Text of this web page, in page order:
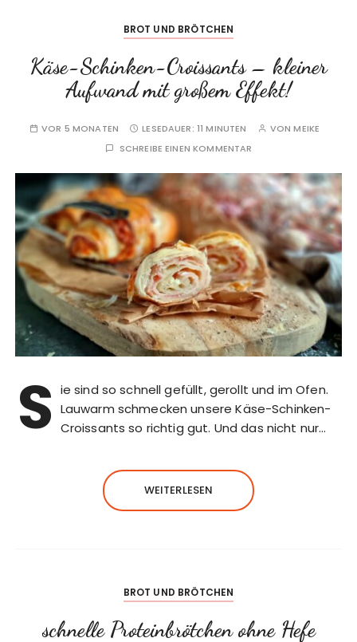
BROT UND BRÖTCHEN
Käse-Schinken-Croissants – kleiner
Aufwand mit großem Effekt!
VOR 5 MONATEN LESEDAUER: 11 MINUTEN VONMEIKE
SCHREIBE EINEN KOMMENTAR
S ie sind so schnell gefüllt, gerollt und im Ofen.
Lauwarm schmecken unsere Käse-Schinken-
Croissants so richtig gut. Und das nicht nur…
WEITERLESEN
BROT UND BRÖTCHEN
schnelle Proteinbrötchen ohne Hefe